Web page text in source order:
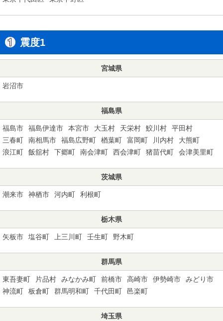
震度1
宮城県
岩沼市
福島県
福島市 福島伊達市 本宮市 大玉村 天栄村 鮫川村
平田村
三春町
南相馬市 福島広野町 楢葉町 富岡町 川内村
大熊町
浪江町
飯舘村 下郷町 南会津町 西会津町 猪苗代町 会津美里町
茨城県
潮来市 神栖市 河内町 利根町
栃木県
矢板市 塩谷町 上三川町 壬生町 野木町
群馬県
東吾妻町 片品村 みなかみ町 前橋市 高崎市 伊勢崎市
みどり市
神流町
板倉町 群馬明和町 千代田町 邑楽町
埼玉県